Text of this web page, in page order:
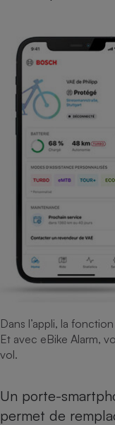
Dans l’appli, la
Et avec eBike Alarm,
vol.
Un porte-
permet de